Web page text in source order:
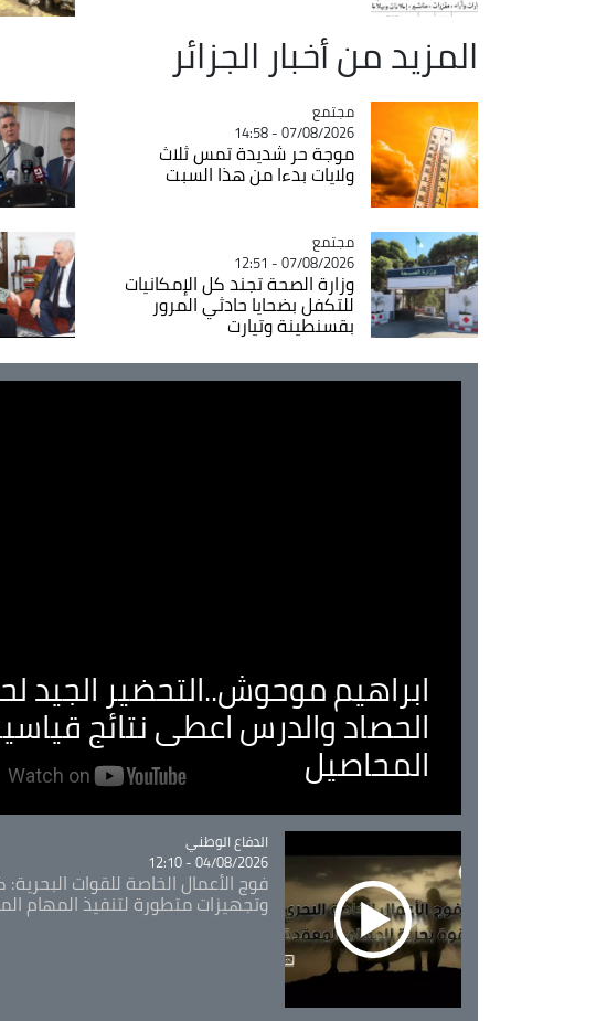
المزيد من أخبار الجزائر
Catégorie
مجتمع
07/08/2026 - 14:58
موجة حر شديدة تمس ثلاث
ولايات بدءا من هذا السبت
Catégorie
مجتمع
07/08/2026 - 12:51
وزارة الصحة تجند كل الإمكانيات
للتكفل بضحايا حادثي المرور
بقسنطينة وتيارت
ابراهيم موحوش..التحضير الجيد
الحصاد والدرس اعطى نتائج
المحاصيل
Catégorie
الدفاع الوطني
04/08/2026 - 12:10
فوج الأعمال الخاصة للقوات البحرية:
وتجهيزات متطورة لتنفيذ المهام